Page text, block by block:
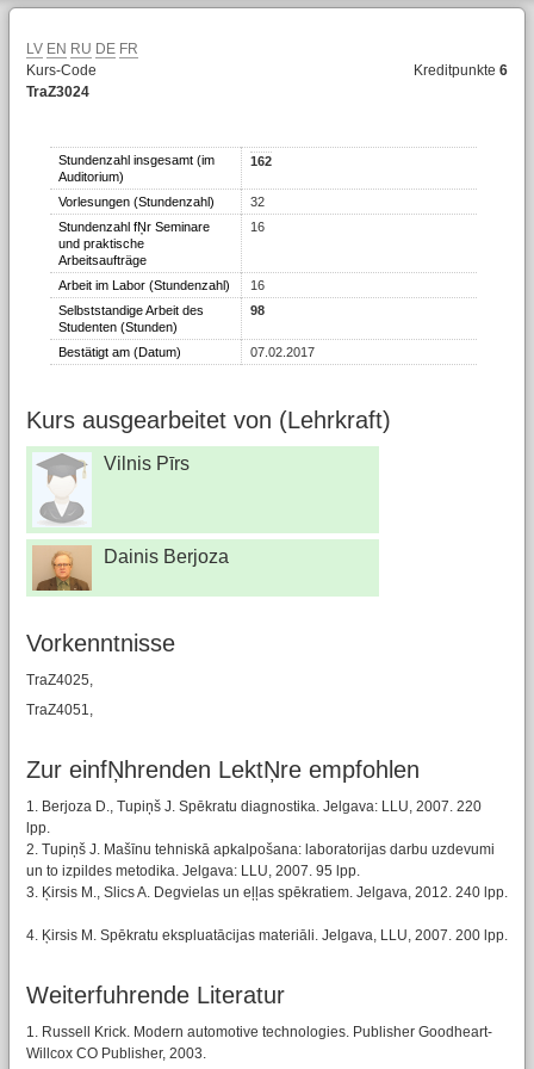
LV EN RU DE FR
Kurs-Code
TraZ3024
Kreditpunkte6
Stundenzahl insgesamt (im
Auditorium)
162
Vorlesungen (Stundenzahl)
32
Stundenzahl fŅr Seminare
und praktische
Arbeitsaufträge
16
Arbeit im Labor (Stundenzahl)
16
Selbststandige Arbeit des
Studenten (Stunden)
98
Bestätigt am (Datum) 07.02.2017
Kurs ausgearbeitet von (Lehrkraft)
Vilnis Pīrs
Dainis Berjoza
Vorkenntnisse
TraZ4025,
TraZ4051,
Zur einfŅhrenden LektŅre empfohlen
1. Berjoza D., Tupiņš J. Spēkratu diagnostika. Jelgava: LLU, 2007. 220
lpp.
2. Tupiņš J. Mašīnu tehniskā apkalpošana: laboratorijas darbu uzdevumi
un to izpildes metodika. Jelgava: LLU, 2007. 95 lpp.
3. Ķirsis M., Slics A. Degvielas un eļļas spēkratiem. Jelgava, 2012. 240 lpp.
4. Ķirsis M. Spēkratu ekspluatācijas materiāli. Jelgava, LLU, 2007. 200 lpp.
Weiterfuhrende Literatur
1. Russell Krick. Modern automotive technologies. Publisher Goodheart-
Willcox CO Publisher, 2003.